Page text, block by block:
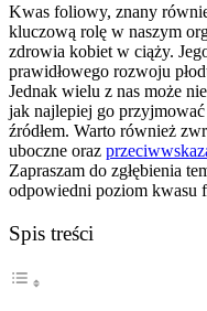
Kwas foliowy, znany
kluczową rolę w naszym
zdrowia kobiet w ciąży.
prawidłowego rozwoju
Jednak wielu z nas może
jak najlepiej go
źródłem. Warto również
uboczne oraz
Zapraszam do zgłębienia
odpowiedni poziom kwasu
Spis treści